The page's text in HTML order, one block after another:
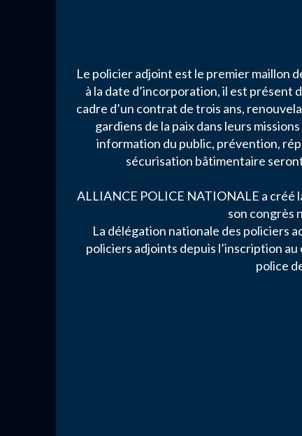
Le policier adjoint est le premier maillon
à la date d’incorporation, il est présent
cadre d’un contrat de trois ans,
gardiens de la paix dans leurs
information du public, prévention,
sécurisation bâtimentaire
ALLIANCE POLICE NATIONALE a créé
son congrès
La délégation nationale des policiers
policiers adjoints depuis l’inscription
police